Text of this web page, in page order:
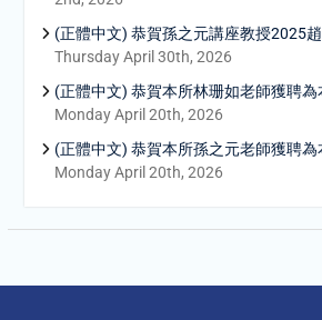
(正體中文) 恭賀孫之元講座教授2025
Thursday April 30th, 2026
(正體中文) 恭賀本所林珊如老師獲聘
Monday April 20th, 2026
(正體中文) 恭賀本所孫之元老師獲聘
Monday April 20th, 2026